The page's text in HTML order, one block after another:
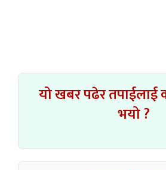
यो खबर पढेर
भयो ?